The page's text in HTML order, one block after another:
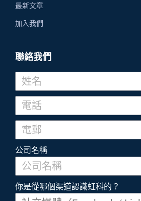
最新文章
加入我們
聯絡我們
公司名稱
你是從哪個渠道認識虹科的？